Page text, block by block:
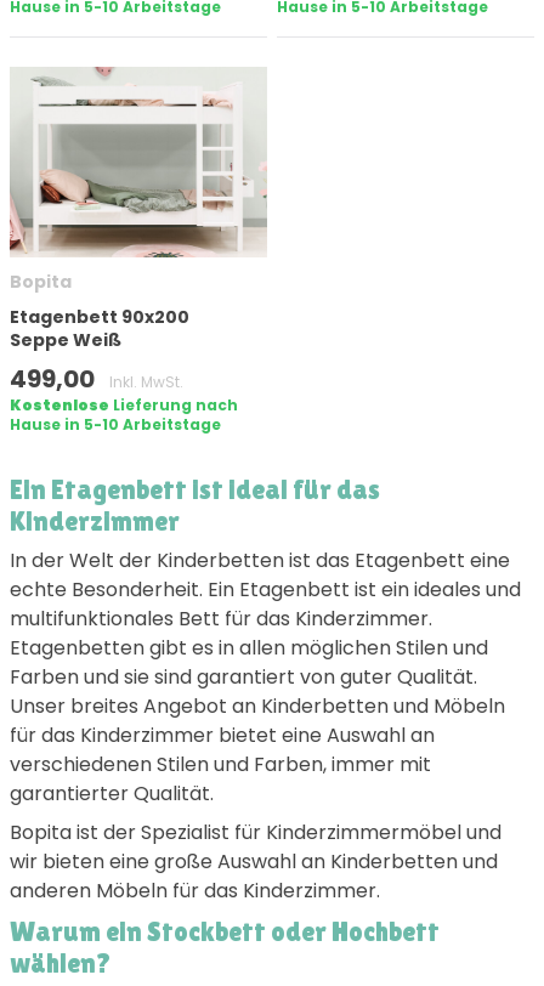
Hause in 5-10 Arbeitstage Hause in 5-10 Arbeitstage
Bopita
Etagenbett 90x200
Seppe Weiß
499,00
Inkl. MwSt.
Kostenlose Lieferung nach
Hause in 5-10 Arbeitstage
Ein Etagenbett ist ideal für das
Kinderzimmer
In der Welt der Kinderbetten ist das Etagenbett eine
echte Besonderheit. Ein Etagenbett ist ein ideales und
multifunktionales Bett für das Kinderzimmer.
Etagenbetten gibt es in allen möglichen Stilen und
Farben und sie sind garantiert von guter Qualität.
Unser breites Angebot an Kinderbetten und Möbeln
für das Kinderzimmer bietet eine Auswahl an
verschiedenen Stilen und Farben, immer mit
garantierter Qualität.
Bopita ist der Spezialist für Kinderzimmermöbel und
wir bieten eine große Auswahl an Kinderbetten und
anderen Möbeln für das Kinderzimmer.
Warum ein Stockbett oder Hochbett
wählen?